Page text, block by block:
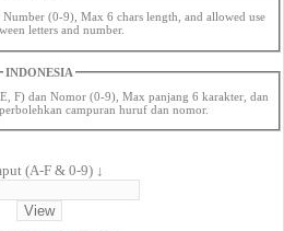
(0-9), Max 6 chars length, and allowed use
letters and number.
INDONESIA
F) dan Nomor (0-9), Max panjang 6 karakter, dan
campuran huruf dan nomor.
(A-F & 0-9) ↓